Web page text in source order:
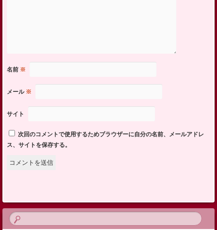
名前 ※
メール ※
サイト
次回のコメントで使用するためブラウザーに自分の名前、メールアドレ
ス、サイトを保存する。